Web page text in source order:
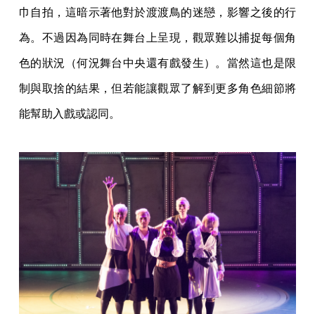
巾自拍，這暗示著他對於渡渡鳥的迷戀，影響之後的行
為。不過因為同時在舞台上呈現，觀眾難以捕捉每個角
色的狀況（何況舞台中央還有戲發生）。當然這也是限
制與取捨的結果，但若能讓觀眾了解到更多角色細節將
能幫助入戲或認同。